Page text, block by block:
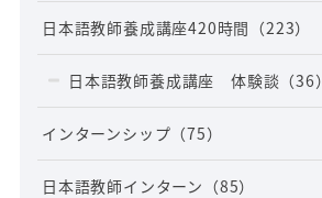
日本語教師養成講座420時間 （223）
日本語教師養成講座 体験談 （36）
インターンシップ （75）
日本語教師インターン （85）